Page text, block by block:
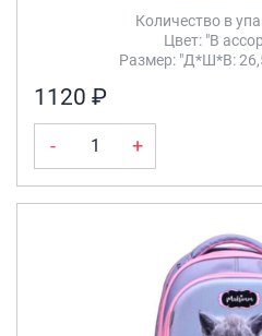
Количество в
Цвет: "В
Размер: "Д*Ш*В:
1120 ₽
- +